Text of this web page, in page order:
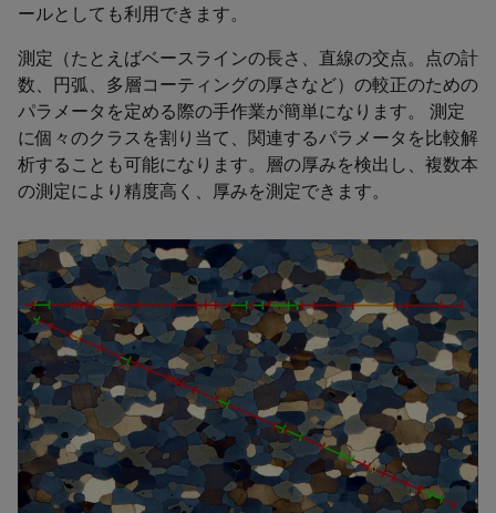
ールとしても利用できます。
測定（たとえばベースラインの長さ、直線の交点。点の計
数、円弧、多層コーティングの厚さなど）の較正のための
パラメータを定める際の手作業が簡単になります。 測定
に個々のクラスを割り当て、関連するパラメータを比較解
析することも可能になります。層の厚みを検出し、複数本
の測定により精度高く、厚みを測定できます。